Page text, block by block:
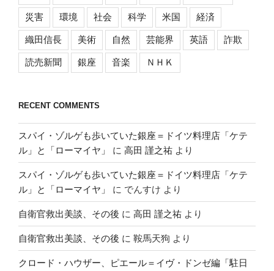
災害 環境 社会 科学 米国 経済
織田信長 美術 自然 芸能界 英語 詐欺
読売新聞 銀座 音楽 ＮＨＫ
RECENT COMMENTS
スパイ・ゾルゲも歩いていた銀座＝ドイツ料理店「ケテ
ル」と「ローマイヤ」
に 高田 謹之祐 より
スパイ・ゾルゲも歩いていた銀座＝ドイツ料理店「ケテ
ル」と「ローマイヤ」
に でんすけ より
自衛官救出美談、その後 に 高田 謹之祐 より
自衛官救出美談、その後 に 鞍馬天狗 より
クロード・ハウザー、ピエール＝イヴ・ドンゼ編「駐日